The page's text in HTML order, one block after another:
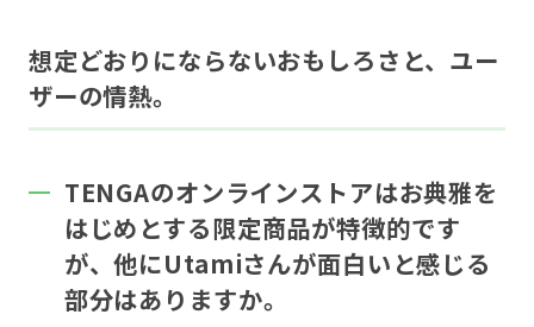
想定どおりにならないおもしろさと、ユー
ザーの情熱。
TENGAのオンラインストアはお典雅を
はじめとする限定商品が特徴的です
が、他にUtamiさんが面白いと感じる
部分はありますか。